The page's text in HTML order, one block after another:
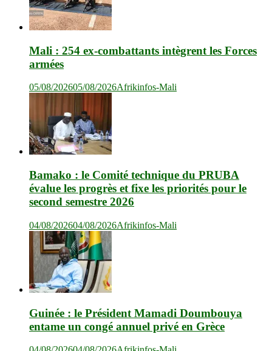
Mali : 254 ex-combattants intègrent les Forces
armées
05/08/202605/08/2026Afrikinfos-Mali
Bamako : le Comité technique du PRUBA
évalue les progrès et fixe les priorités pour le
second semestre 2026
04/08/202604/08/2026Afrikinfos-Mali
Guinée : le Président Mamadi Doumbouya
entame un congé annuel privé en Grèce